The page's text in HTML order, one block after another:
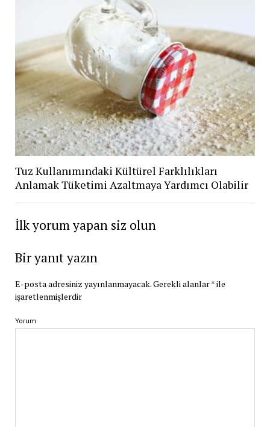
Tuz Kullanımındaki Kültürel Farklılıkları
Anlamak Tüketimi Azaltmaya Yardımcı Olabilir
İlk yorum yapan siz olun
Bir yanıt yazın
E-posta adresiniz yayınlanmayacak.Gerekli alanlar*ile
işaretlenmişlerdir
Yorum